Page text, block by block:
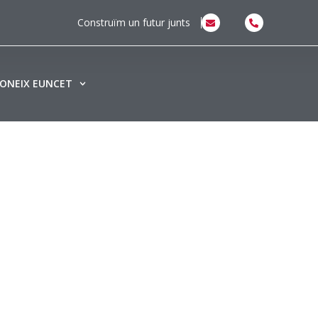
Construïm un futur junts
EUNCET